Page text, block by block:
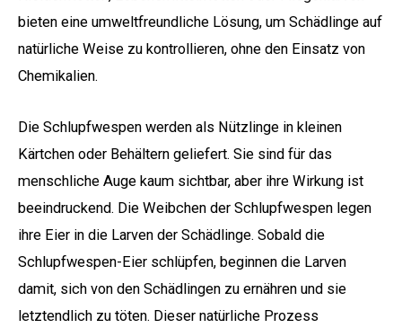
bieten eine umweltfreundliche Lösung, um Schädlinge auf
natürliche Weise zu kontrollieren, ohne den Einsatz von
Chemikalien.
Die Schlupfwespen werden als Nützlinge in kleinen
Kärtchen oder Behältern geliefert. Sie sind für das
menschliche Auge kaum sichtbar, aber ihre Wirkung ist
beeindruckend. Die Weibchen der Schlupfwespen legen
ihre Eier in die Larven der Schädlinge. Sobald die
Schlupfwespen-Eier schlüpfen, beginnen die Larven
damit, sich von den Schädlingen zu ernähren und sie
letztendlich zu töten. Dieser natürliche Prozess